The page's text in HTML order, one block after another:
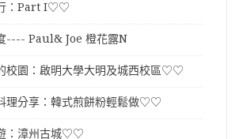
：Part I♡♡
---- Paul& Joe 橙花露N
園：啟明大學大明及城西校區♡♡
分享：韓式煎餅粉輕鬆做♡♡
：漳州古城♡♡